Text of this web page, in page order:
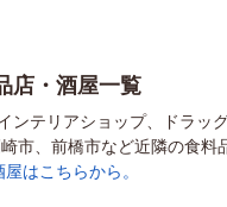
店・酒屋一覧
ンテリアショップ、ドラッ
市、前橋市など近隣の食料
はこちらから。